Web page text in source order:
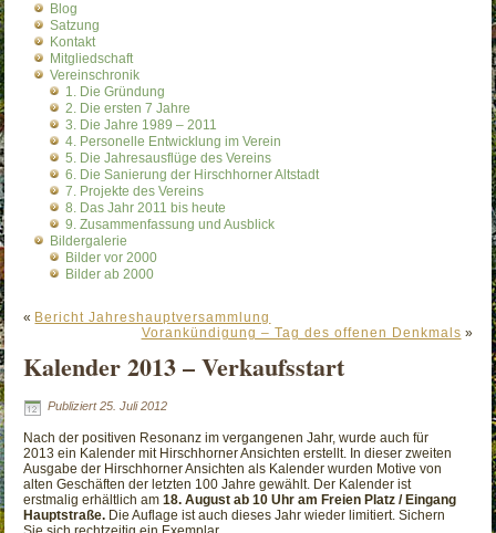
Blog
Satzung
Kontakt
Mitgliedschaft
Vereinschronik
1. Die Gründung
2. Die ersten 7 Jahre
3. Die Jahre 1989 – 2011
4. Personelle Entwicklung im Verein
5. Die Jahresausflüge des Vereins
6. Die Sanierung der Hirschhorner Altstadt
7. Projekte des Vereins
8. Das Jahr 2011 bis heute
9. Zusammenfassung und Ausblick
Bildergalerie
Bilder vor 2000
Bilder ab 2000
« Bericht Jahreshauptversammlung
Vorankündigung – Tag des offenen Denkmals »
Kalender 2013 – Verkaufsstart
Publiziert 25. Juli 2012
Nach der positiven Resonanz im vergangenen Jahr, wurde auch für
2013 ein Kalender mit Hirschhorner Ansichten erstellt. In dieser zweiten
Ausgabe der Hirschhorner Ansichten als Kalender wurden Motive von
alten Geschäften der letzten 100 Jahre gewählt. Der Kalender ist
erstmalig erhältlich am18. August ab 10 Uhr am Freien Platz / Eingang
Hauptstraße. Die Auflage ist auch dieses Jahr wieder limitiert. Sichern